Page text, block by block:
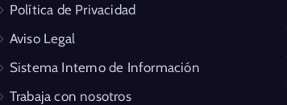
Política de Privacidad
Aviso Legal
Sistema Interno de Información
Trabaja con nosotros